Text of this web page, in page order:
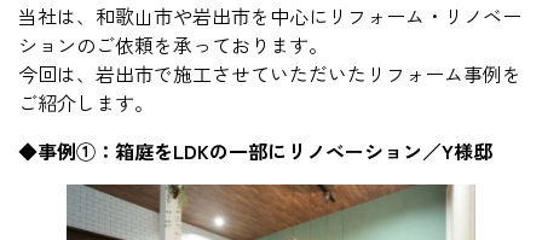
当社は、和歌山市や岩出市を中心にリフォーム・リノベー
ションのご依頼を承っております。
今回は、岩出市で施工させていただいたリフォーム事例を
ご紹介します。
◆事例①：箱庭をLDKの一部にリノベーション／Y様邸